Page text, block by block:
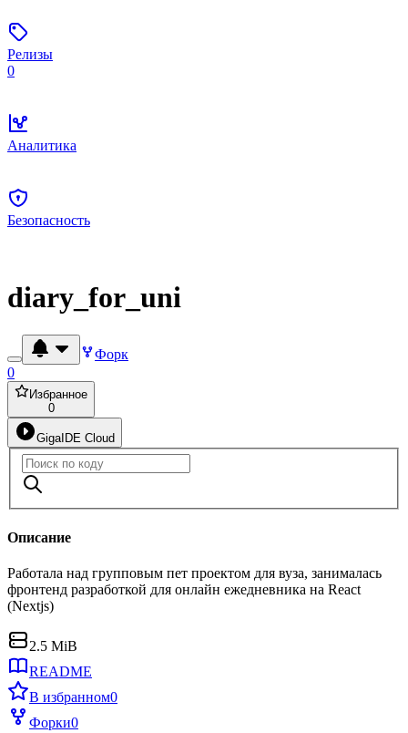
Релизы
0
Аналитика
Безопасность
diary_for_uni
Форк
0
Избранное
0
GigaIDE Cloud
Описание
Работала над групповым пет проектом для вуза, занималась
фронтенд разработкой для онлайн ежедневника на React
(Nextjs)
2.5 MiB
README
В избранном0
Форки0